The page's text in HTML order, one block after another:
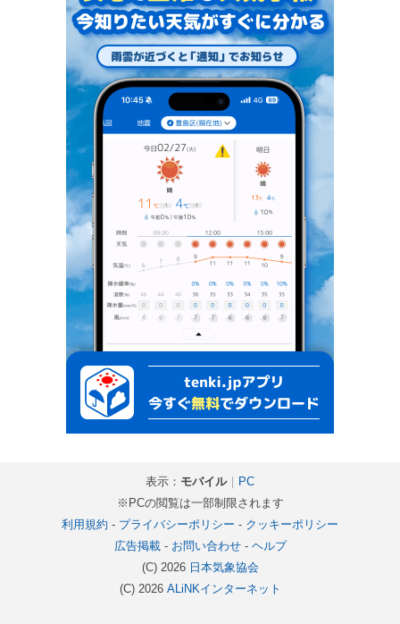
表示： モバイル｜ PC
※PCの閲覧は一部制限されます
利用規約 - プライバシーポリシー - クッキーポリシー
広告掲載- お問い合わせ- ヘルプ
(C) 2026 日本気象協会
(C) 2026 ALiNKインターネット